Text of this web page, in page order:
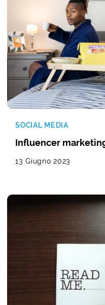
SOCIAL MEDIA
Influencer
13 Giugno 2023